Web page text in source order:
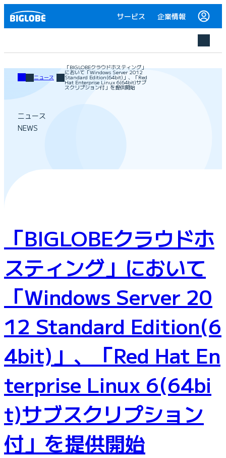
サービス 企業情報
ニュース
「BIGLOBEクラウドホスティング」
において「Windows Server 2012
Standard Edition(64bit)」、「Red
Hat Enterprise Linux 6(64bit)サブ
スクリプション付」を提供開始
ニュース
NEWS
「BIGLOBEクラウドホ
スティング」において
「Windows Server 20
12 Standard Edition(6
4bit)」、「Red Hat En
terprise Linux 6(64bi
t)サブスクリプション
付」を提供開始